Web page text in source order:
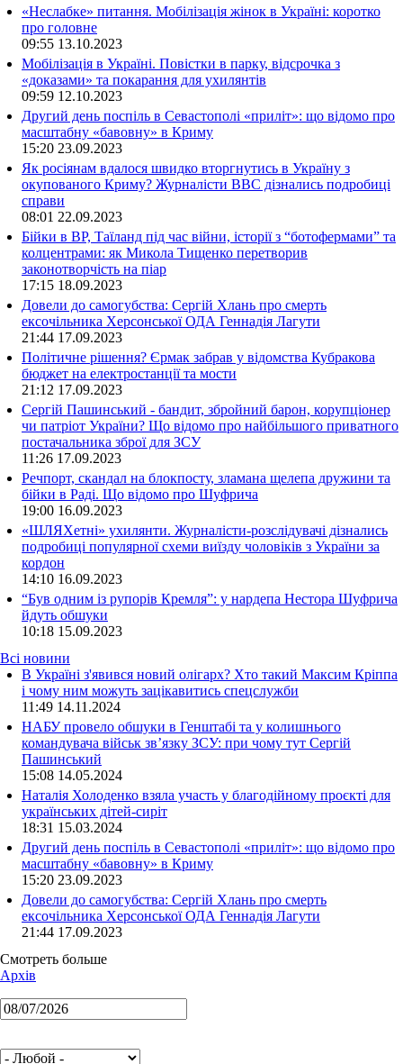
«Неслабке» питання. Мобілізація жінок в Україні: коротко
про головне
09:55 13.10.2023
Мобілізація в Україні. Повістки в парку, відсрочка з
«доказами» та покарання для ухилянтів
09:59 12.10.2023
Другий день поспіль в Севастополі «приліт»: що відомо про
масштабну «бавовну» в Криму
15:20 23.09.2023
Як росіянам вдалося швидко вторгнутись в Україну з
окупованого Криму? Журналісти ВВС дізнались подробиці
справи
08:01 22.09.2023
Бійки в ВР, Таїланд під час війни, історії з “ботофермами” та
колцентрами: як Микола Тищенко перетворив
законотворчість на піар
17:15 18.09.2023
Довели до самогубства: Сергій Хлань про смерть
ексочільника Херсонської ОДА Геннадія Лагути
21:44 17.09.2023
Політичне рішення? Єрмак забрав у відомства Кубракова
бюджет на електростанції та мости
21:12 17.09.2023
Сергій Пашинський - бандит, збройний барон, корупціонер
чи патріот України? Що відомо про найбільшого приватного
постачальника зброї для ЗСУ
11:26 17.09.2023
Речпорт, скандал на блокпосту, зламана щелепа дружини та
бійки в Раді. Що відомо про Шуфрича
19:00 16.09.2023
«ШЛЯХетні» ухилянти. Журналісти-розслідувачі дізнались
подробиці популярної схеми виїзду чоловіків з України за
кордон
14:10 16.09.2023
“Був одним із рупорів Кремля”: у нардепа Нестора Шуфрича
йдуть обшуки
10:18 15.09.2023
Всі новини
В Україні з'явився новий олігарх? Хто такий Максим Кріппа
і чому ним можуть зацікавитись спецслужби
11:49 14.11.2024
НАБУ провело обшуки в Генштабі та у колишнього
командувача військ зв’язку ЗСУ: при чому тут Сергій
Пашинський
15:08 14.05.2024
Наталія Холоденко взяла участь у благодійному проєкті для
українських дітей-сиріт
18:31 15.03.2024
Другий день поспіль в Севастополі «приліт»: що відомо про
масштабну «бавовну» в Криму
15:20 23.09.2023
Довели до самогубства: Сергій Хлань про смерть
ексочільника Херсонської ОДА Геннадія Лагути
21:44 17.09.2023
Смотреть больше
Архів